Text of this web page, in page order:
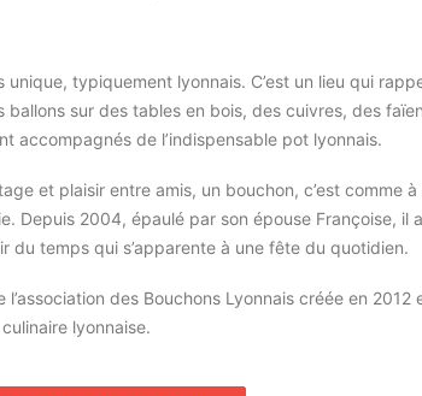
unique, typiquement lyonnais. C’est un lieu qui
sur des tables en bois, des cuivres, des
accompagnés de l’indispensable pot lyonnais.
et plaisir entre amis, un bouchon, c’est
Depuis 2004, épaulé par son épouse Françoise,
du temps qui s’apparente à une fête du quotidien.
l’association des Bouchons Lyonnais créée en
lyonnaise.